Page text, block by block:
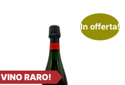
In offerta!
VINO RARO!